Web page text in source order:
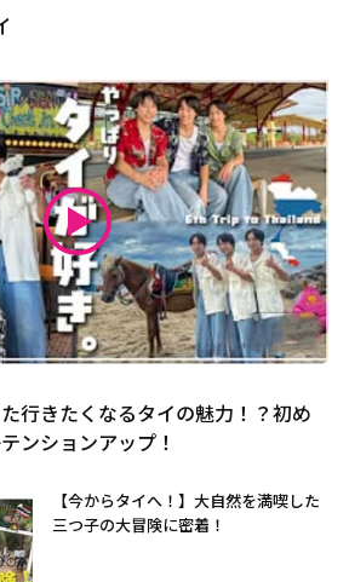
行きたくなるタイの魅力！？初め
ンションアップ！
【今からタイへ！】大自然を満喫した
三つ子の大冒険に密着！